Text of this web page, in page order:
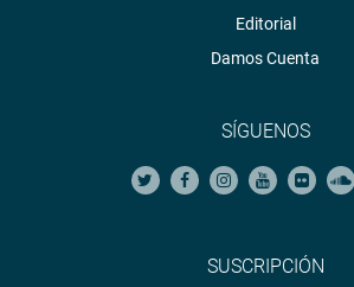
Editorial
Damos Cuenta
SÍGUENOS
SUSCRIPCIÓN